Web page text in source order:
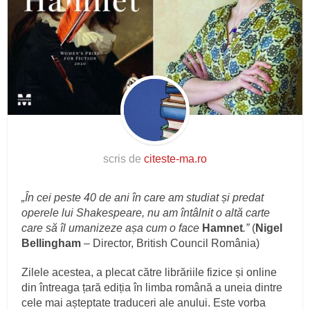
scris de citeste-ma.ro
„În cei peste 40 de ani în care am studiat și predat
operele lui Shakespeare, nu am întâlnit o altă carte
care să îl umanizeze așa cum o face Hamnet.”(Nigel
Bellingham – Director, British Council România)
Zilele acestea, a plecat către librăriile fizice și online
din întreaga țară ediția în limba română a uneia dintre
cele mai așteptate traduceri ale anului. Este vorba